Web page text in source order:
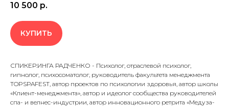
10 500 р.
КУПИТЬ
СПИКЕР:ИНГА РАДЧЕНКО - Психолог, отраслевой психолог,
гипнолог, психосоматолог, руководитель факультета менеджмента
TOPSPAFEST, автор проектов по психологии здоровья, автор школы
«Клиент-менеджмента», автор и идеолог сообщества руководителей
спа- и велнес-индустрии, автор инновационного ретрита «Медуза-